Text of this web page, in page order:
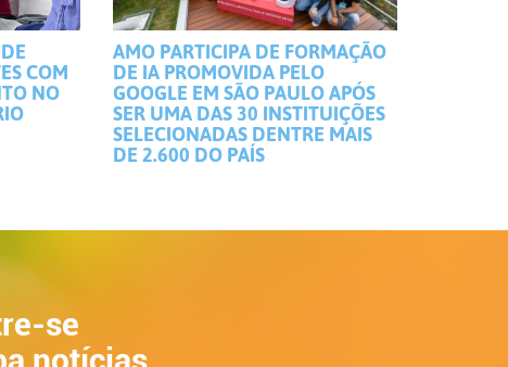
COM
NO
AMO PARTICIPA DE FORMAÇÃO
DE IA PROMOVIDA PELO
GOOGLE EM SÃO PAULO APÓS
SER UMA DAS 30 INSTITUIÇÕES
SELECIONADAS DENTRE MAIS
DE 2.600 DO PAÍS
se